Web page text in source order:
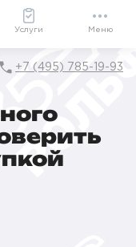
Подарки внутри
+7 (495) 785-19-93
авто: признаки
Услуги Меню